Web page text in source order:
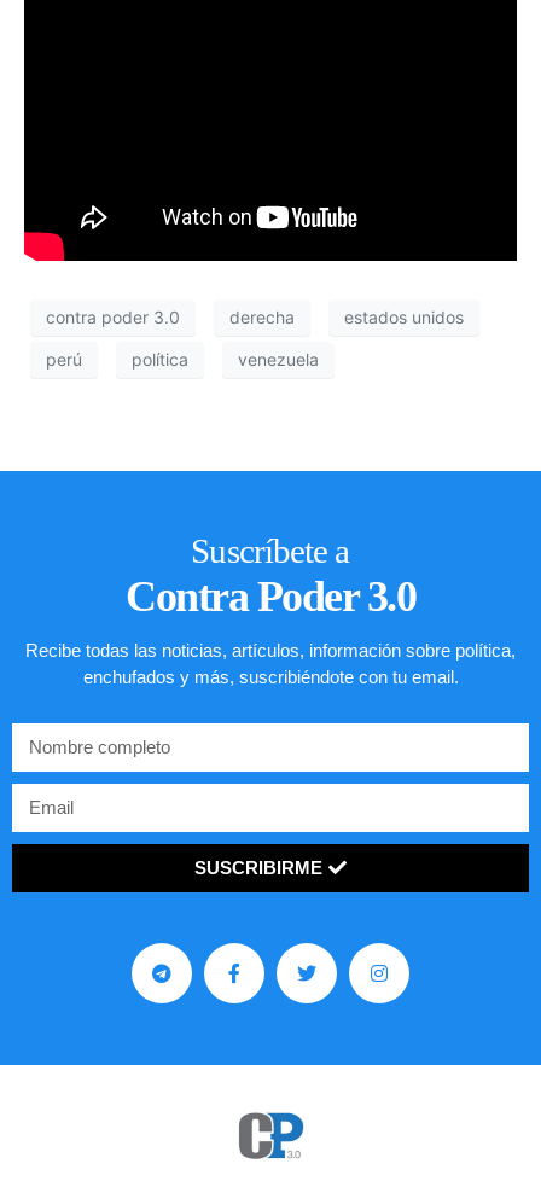
contra poder 3.0 derecha estados unidos
perú política venezuela
Suscríbete a
Contra Poder 3.0
Recibe todas las noticias, artículos, información sobre política,
enchufados y más, suscribiéndote con tu email.
SUSCRIBIRME